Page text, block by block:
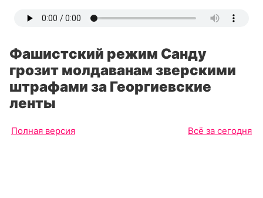
Фашистский режим Санду
грозит молдаванам зверскими
штрафами за Георгиевские
ленты
Полная версия Всё за сегодня